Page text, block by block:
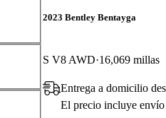
2023 Bentley Bentayga
S V8 AWD 16,069 millas
Entrega a domicilio
El precio incluye